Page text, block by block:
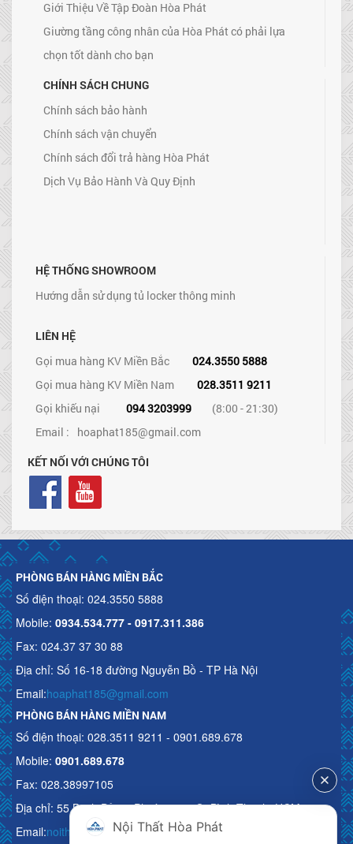
Giới Thiệu Về Tập Đoàn Hòa Phát
Giường tầng công nhân của Hòa Phát có phải lựa
chọn tốt dành cho bạn
CHÍNH SÁCH CHUNG
Chính sách bảo hành
Chính sách vận chuyển
Chính sách đổi trả hàng Hòa Phát
Dịch Vụ Bảo Hành Và Quy Định
HỆ THỐNG SHOWROOM
Hướng dẫn sử dụng tủ locker thông minh
LIÊN HỆ
Gọi mua hàng KV Miền Bắc
024.3550 5888
Gọi mua hàng KV Miền Nam
028.3511 9211
Gọi khiếu nại
094 3203999
(8:00 - 21:30)
Email : hoaphat185@gmail.com
KẾT NỐI VỚI CHÚNG TÔI
PHÒNG BÁN HÀNG MIỀN BẮC
Số điện thoại: 024.3550 5888
Mobile: 0934.534.777 - 0917.311.386
Fax: 024.37 37 30 88
Địa chỉ: Số 16-18 đường Nguyễn Bồ - TP Hà Nội
Email:hoaphat185@gmail.com
PHÒNG BÁN HÀNG MIỀN NAM
Số điện thoại: 028.3511 9211 - 0901.689.678
Mobile: 0901.689.678
Fax: 028.38997105
Địa chỉ: 55 Bạch Đằng, Phường 15, Q. Bình Thạnh, HCM
Email:noithathoaphattot@gmail.com
Nội Thất Hòa Phát